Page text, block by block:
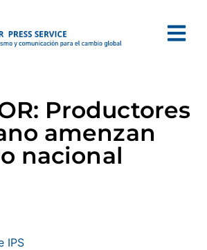
Productores
amenzan
nacional
IPS